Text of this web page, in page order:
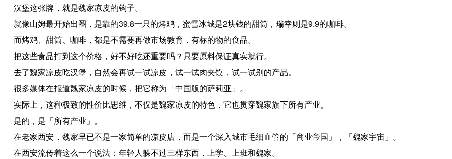
汉堡这张牌，就是魏家凉皮的钩子。
就像山姆最开始出圈，是靠的39.8一只的烤鸡，蜜雪冰城是2块钱的甜筒，瑞幸则是9.9的咖啡。
而烤鸡、甜筒、咖啡，都是不需要再做市场教育，有标的物的食品。
把这些食品打到这个价格，好不好吃还重要吗？只要原料保证真实就行。
去了魏家凉皮吃汉堡，自然会再试一试凉皮，试一试肉夹馍，试一试别的产品。
很多媒体在报道魏家凉皮的时候，把它称为「中国版的萨莉亚」。
实际上，这种极致的性价比思维，不仅是魏家凉皮的特色，它也贯穿魏家旗下所有产业。
是的，是「所有产业」。
在老家西安，魏家早已不是一家简单的凉皮店，而是一个深入城市毛细血管的「商业帝国」，「魏家宇宙」。
在西安流传着这么一个说法：年轻人躲不过三样东西，上学、上班和魏家。